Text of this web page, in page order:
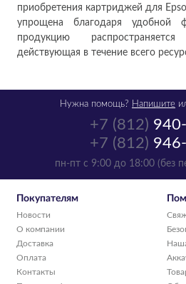
приобретения картриджей для
упрощена благодаря удобной
продукцию
действующая в течение всего
+7 (812)
+7 (812)
пн-пт с 9:00 до 18:00 (без
Нужна помощь? Напишите
Покупателям
Новости
О компании
Доставка
Оплата
Контакты